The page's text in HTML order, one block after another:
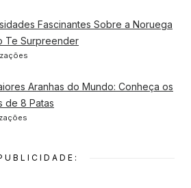
Fascinantes Sobre a Noruega
Te Surpreender
Aranhas do Mundo: Conheça os
de 8 Patas